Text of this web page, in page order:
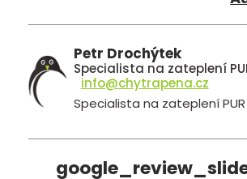
Petr Drochýtek
Specialista na zateplení
info@chytrapena.cz
Specialista na zateplení